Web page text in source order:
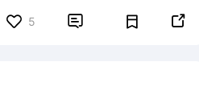
5  